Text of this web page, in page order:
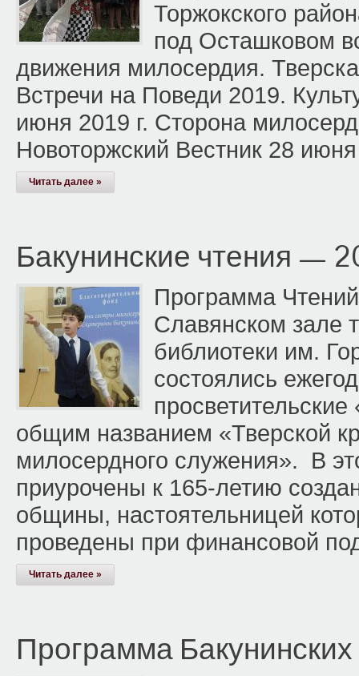
Торжокского
под Осташковом
движения милосердия.
Встречи на Поведи 2019.
июня 2019 г. Сторона
Новоторжский Вестник 28
Читать далее »
Бакунинские чтения —
Программа
Славянском зале
библиотеки им.
состоялись
общим названием «Тверской
милосердного служения». В
приурочены к 165-летию
общины, настоятельницей
проведены при финансовой
Читать далее »
Программа